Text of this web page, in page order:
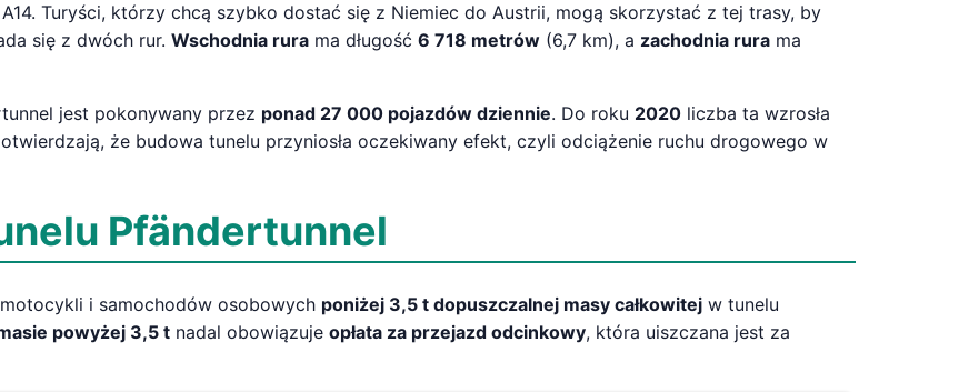
Turyści, którzy chcą szybko dostać się z Niemiec do Austrii, mogą skorzystać z tej trasy, by
się z dwóch rur. Wschodnia rura ma długość 6 718 metrów (6,7 km), a zachodnia rura ma
jest pokonywany przez ponad 27 000 pojazdów dziennie. Do roku 2020 liczba ta wzrosła
że budowa tunelu przyniosła oczekiwany efekt, czyli odciążenie ruchu drogowego w
Pfändertunnel
i samochodów osobowych poniżej 3,5 t dopuszczalnej masy całkowitej w tunelu
powyżej 3,5 t nadal obowiązuje opłata za przejazd odcinkowy, która uiszczana jest za